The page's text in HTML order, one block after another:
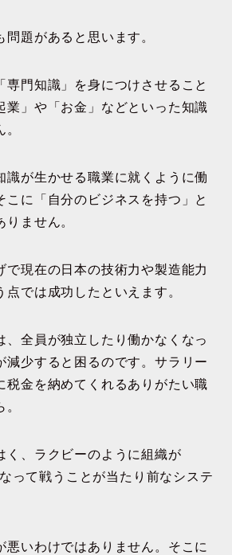
問題があると思います。
専門知識」を身につけさせること
業」や「お金」などといった知識
識が生かせる職業に就くように働
こに「自分のビジネスを持つ」と
ません。
で現在の日本の技術力や製造能力
では成功したといえます。
、全員が独立したり働かなくなっ
減少すると困るのです。サラリー
税金を納めてくれるありがたい職
く、ラクビーのように組織が
って戦うことが当たり前なシステ
悪いわけではありません。そこに